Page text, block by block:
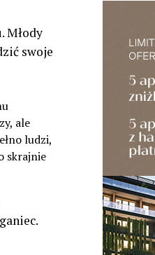
Młody
swoje
ale
ludzi,
skrajnie